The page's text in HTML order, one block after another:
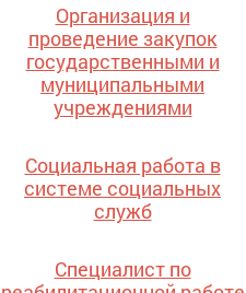
Организация и
проведение закупок
государственными и
муниципальными
учреждениями
Социальная работа в
системе социальных
служб
Специалист по